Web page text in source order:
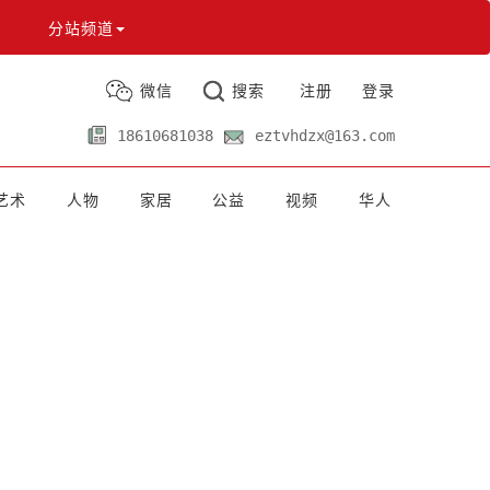
分站频道
微信 搜索 注册 登录
18610681038 eztvhdzx@163.com
术 人物 家居 公益 视频 华人